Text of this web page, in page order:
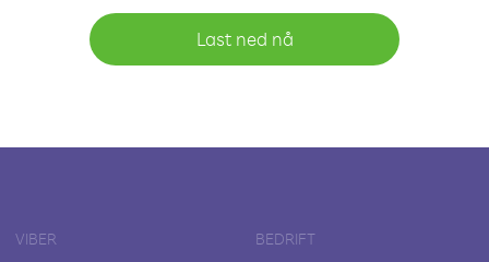
Last ned nå
VIBER BEDRIFT